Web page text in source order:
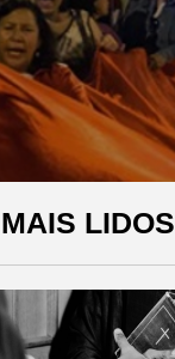
MAIS LIDOS